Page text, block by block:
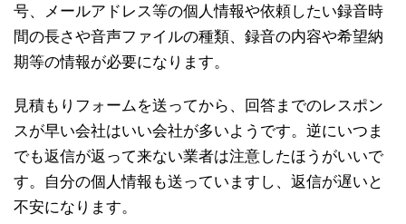
号、メールアドレス等の個人情報や依頼したい録音時
間の長さや音声ファイルの種類、録音の内容や希望納
期等の情報が必要になります。
見積もりフォームを送ってから、回答までのレスポン
スが早い会社はいい会社が多いようです。逆にいつま
でも返信が返って来ない業者は注意したほうがいいで
す。自分の個人情報も送っていますし、返信が遅いと
不安になります。